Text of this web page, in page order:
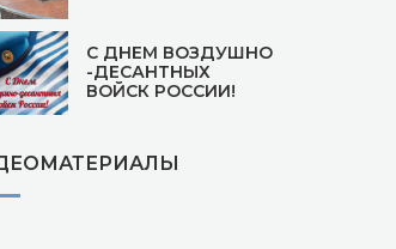
С ДНЕМ ВОЗДУШНО
-ДЕСАНТНЫХ
ВОЙСК РОССИИ!